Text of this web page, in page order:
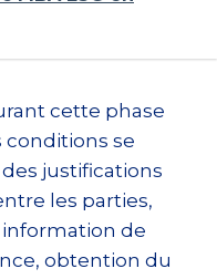
cette phase
conditions se
justifications
les parties,
information de
obtention du